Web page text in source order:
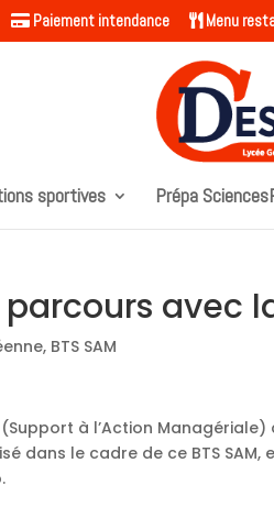
Paiement intendance Menu
sportives Prépa
avec
, BTS SAM
à l’Action
dans le cadre de ce BTS SAM,